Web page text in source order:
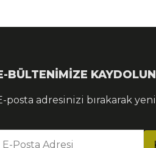
BÜLTENİMİZE KAYDOLUN
posta adresinizi bırakarak
E-Posta Adresi